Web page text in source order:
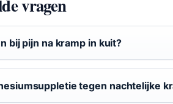
vragen
bij pijn na kramp in kuit?
tegen nachtelijke